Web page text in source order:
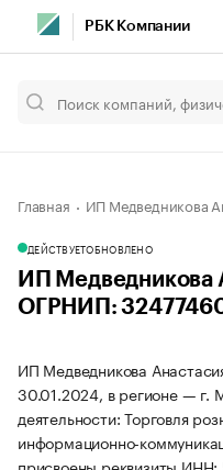
РБК Компании
Главная ИП Медведникова
ДЕЙСТВУЕТОБНОВЛЕНО
ИП Медведникова
ОГРНИП:
ИП Медведникова
30.01.2024, в регионе — г.
деятельности: Торговля
информационно-